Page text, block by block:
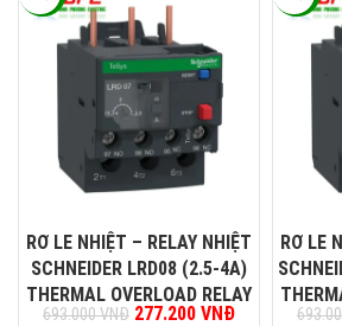
RƠ LE NHIỆT – RELAY NHIỆT
SCHNEIDER LRD08 (2.5-4A)
THERMAL OVERLOAD RELAY
693.000VNĐ Giá gốc là: 693.000 VNĐ.
277.200 VNĐ Giá hiện tại
RƠ LE